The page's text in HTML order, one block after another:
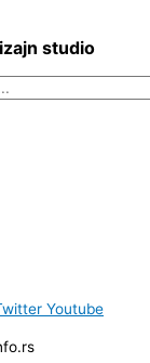
studio
Youtube